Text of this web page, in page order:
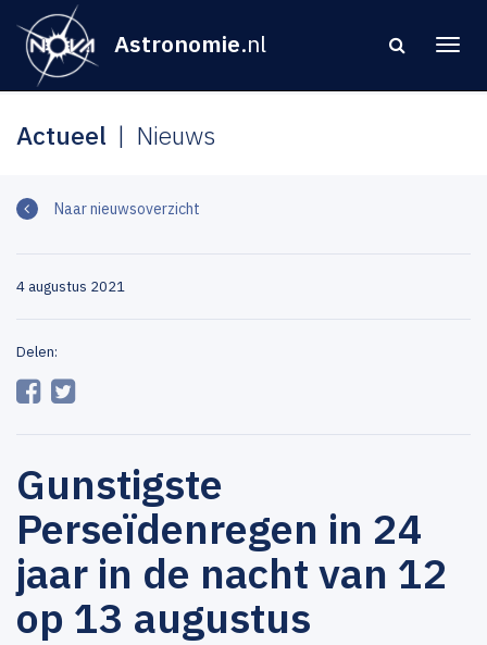
Astronomie.nl
Actueel Nieuws
Naar nieuwsoverzicht
4 augustus 2021
Delen:
Gunstigste
Perseïdenregen in 24
jaar in de nacht van 12
op 13 augustus